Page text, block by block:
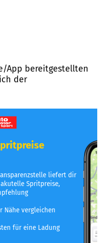
App bereitgestellten
der
liefert dir
akutelle Spritpreise,
Nähe vergleichen
für eine Ladung